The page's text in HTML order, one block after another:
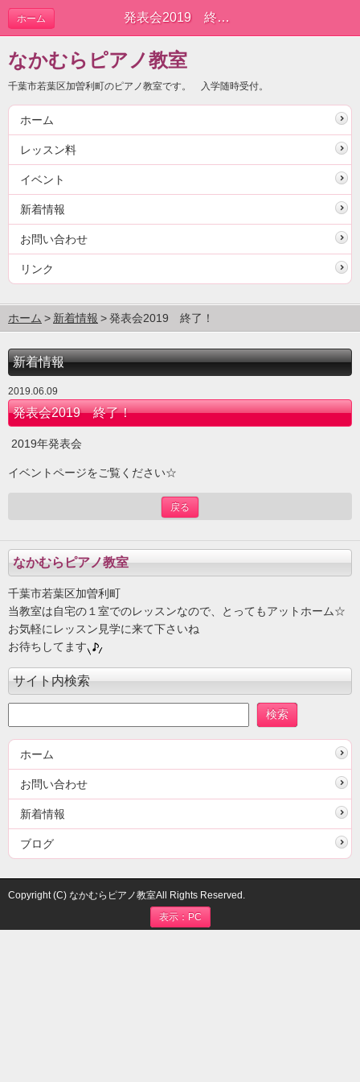
発表会2019 終了！ | 新着情報
ホーム
なかむらピアノ教室
千葉市若葉区加曽利町のピアノ教室です。 入学随時受付。
ホーム
レッスン料
イベント
新着情報
お問い合わせ
リンク
ホーム 新着情報 発表会2019 終了！
新着情報
2019.06.09
発表会2019 終了！
2019年発表会
イベントページをご覧ください☆
戻る
なかむらピアノ教室
千葉市若葉区加曽利町
当教室は自宅の１室でのレッスンなので、とってもアットホーム☆
お気軽にレッスン見学に来て下さいね
お待ちしてます
サイト内検索
ホーム
お問い合わせ
新着情報
ブログ
Copyright (C) なかむらピアノ教室All Rights Reserved.
表示：PC